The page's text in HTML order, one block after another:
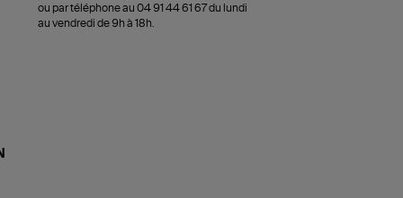
ou par téléphone au 04 91 44 61 67 du lundi
au vendredi de 9h à 18h.